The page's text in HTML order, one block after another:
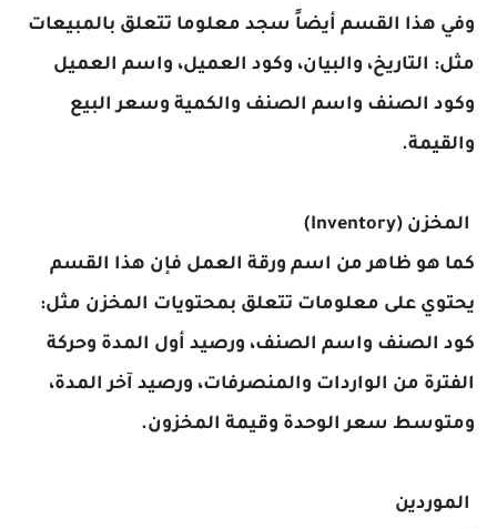
وفي هذا القسم أيضاً سجد معلوما تتعلق بالمبيعات
مثل: التاريخ، والبيان، وكود العميل، واسم العميل
وكود الصنف واسم الصنف والكمية وسعر البيع
والقيمة.
المخزن (Inventory)
كما هو ظاهر من اسم ورقة العمل فإن هذا القسم
يحتوي على معلومات تتعلق بمحتويات المخزن مثل:
كود الصنف واسم الصنف، ورصيد أول المدة وحركة
الفترة من الواردات والمنصرفات، ورصيد آخر المدة،
ومتوسط سعر الوحدة وقيمة المخزون.
الموردين